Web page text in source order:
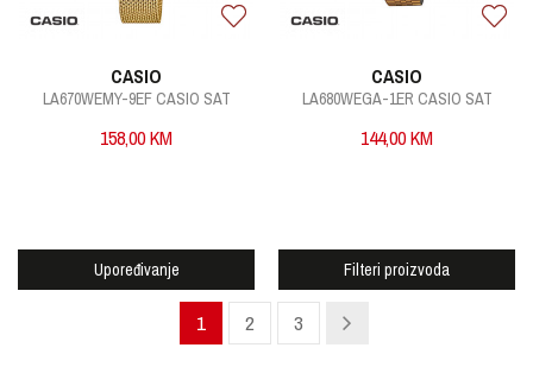
CASIO
LA670WEMY-9EF CASIO SAT
158,00KM
CASIO
LA680WEGA-1ER CASIO SAT
144,00KM
Upoređivanje Filteri proizvoda
1 2 3